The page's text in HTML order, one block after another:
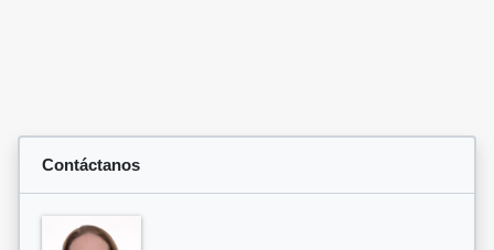
Contáctanos